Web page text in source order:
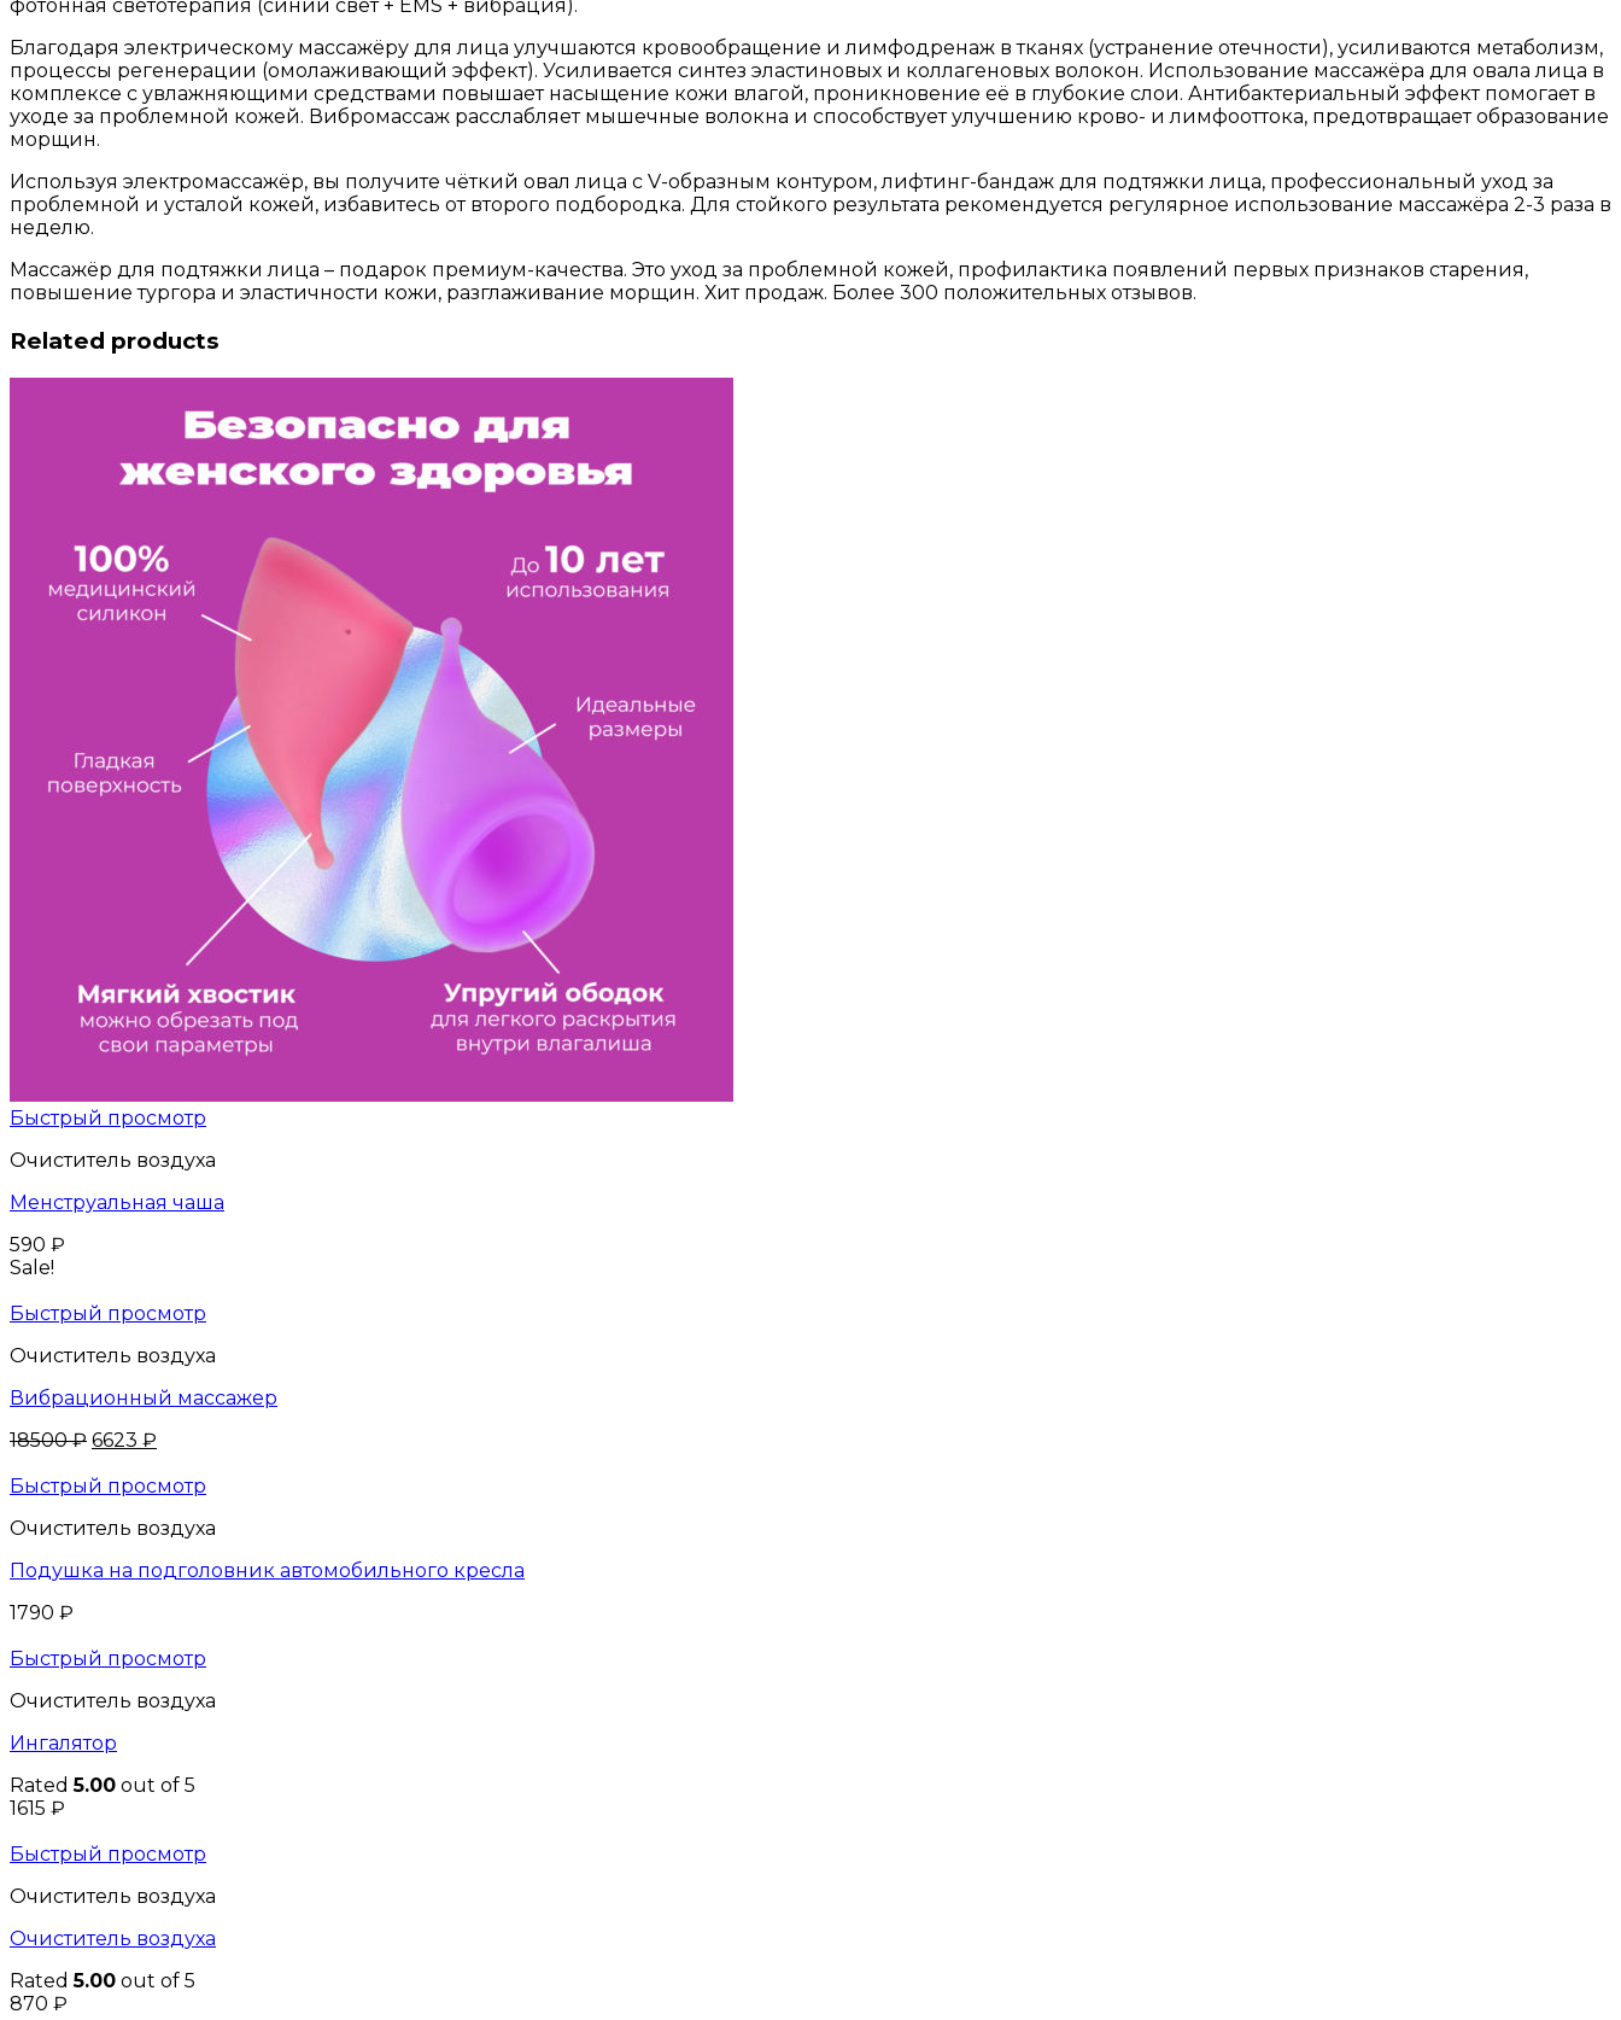
фотонная светотерапия (синий свет + EMS + вибрация).
Благодаря электрическому массажёру для лица улучшаются кровообращение и лимфодренаж в тканях (устранение отечности), усиливаются метаболизм,
процессы регенерации (омолаживающий эффект). Усиливается синтез эластиновых и коллагеновых волокон. Использование массажёра для овала лица в
комплексе с увлажняющими средствами повышает насыщение кожи влагой, проникновение её в глубокие слои. Антибактериальный эффект помогает в
уходе за проблемной кожей. Вибромассаж расслабляет мышечные волокна и способствует улучшению крово- и лимфооттока, предотвращает образование
морщин.
Используя электромассажёр, вы получите чёткий овал лица с V-образным контуром, лифтинг-бандаж для подтяжки лица, профессиональный уход за
проблемной и усталой кожей, избавитесь от второго подбородка. Для стойкого результата рекомендуется регулярное использование массажёра 2-3 раза в
неделю.
Массажёр для подтяжки лица – подарок премиум-качества. Это уход за проблемной кожей, профилактика появлений первых признаков старения,
повышение тургора и эластичности кожи, разглаживание морщин. Хит продаж. Более 300 положительных отзывов.
Related products
Быстрый просмотр
Очиститель воздуха
Менструальная чаша
590 ₽
Sale!
Быстрый просмотр
Очиститель воздуха
Вибрационный массажер
18500₽ 6623 ₽
Быстрый просмотр
Очиститель воздуха
Подушка на подголовник автомобильного кресла
1790 ₽
Быстрый просмотр
Очиститель воздуха
Ингалятор
Rated5.00 out of 5
1615 ₽
Быстрый просмотр
Очиститель воздуха
Очиститель воздуха
Rated5.00 out of 5
870 ₽